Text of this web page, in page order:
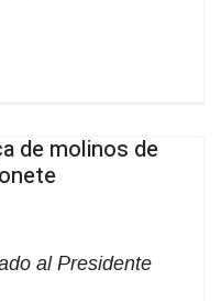
de molinos de
al Presidente